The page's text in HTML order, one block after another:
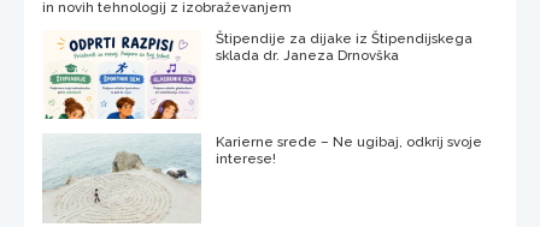
in novih tehnologij z izobraževanjem
Štipendije za dijake iz Štipendijskega
sklada dr. Janeza Drnovška
Karierne srede – Ne ugibaj, odkrij svoje
interese!